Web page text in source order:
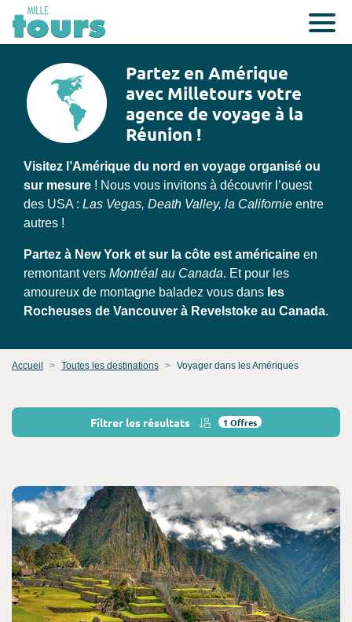
Partez en Amérique
avec Milletours votre
agence de voyage à la
Réunion !
Visitez l’Amérique du nord en voyage organisé ou
sur mesure ! Nous vous invitons à découvrir l’ouest
des USA : Las Vegas, Death Valley, la Californie entre
autres !
Partez à New York et sur la côte est américaine en
remontant vers Montréal au Canada. Et pour les
amoureux de montagne baladez vous dans les
Rocheuses de Vancouver à Revelstoke au Canada.
Accueil Toutes les destinations Voyager dans les Amériques
Filtrer les résultats 1 Offres
Consultez l'offre de voyage